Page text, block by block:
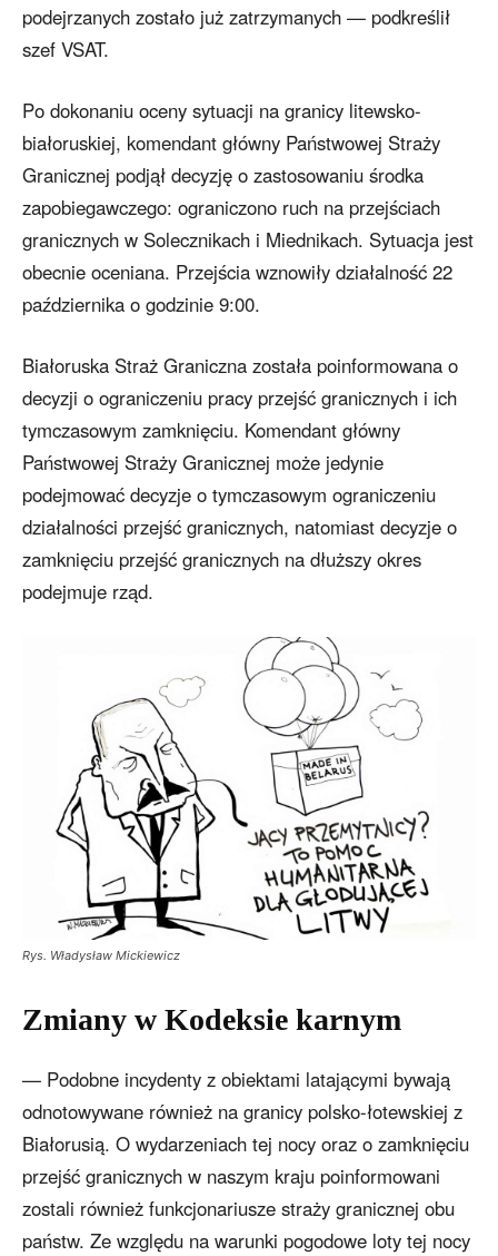
podejrzanych zostało już zatrzymanych — podkreślił
szef VSAT.
Po dokonaniu oceny sytuacji na granicy litewsko-
białoruskiej, komendant główny Państwowej Straży
Granicznej podjął decyzję o zastosowaniu środka
zapobiegawczego: ograniczono ruch na przejściach
granicznych w Solecznikach i Miednikach. Sytuacja jest
obecnie oceniana. Przejścia wznowiły działalność 22
października o godzinie 9:00.
Białoruska Straż Graniczna została poinformowana o
decyzji o ograniczeniu pracy przejść granicznych i ich
tymczasowym zamknięciu. Komendant główny
Państwowej Straży Granicznej może jedynie
podejmować decyzje o tymczasowym ograniczeniu
działalności przejść granicznych, natomiast decyzje o
zamknięciu przejść granicznych na dłuższy okres
podejmuje rząd.
Rys. Władysław Mickiewicz
Zmiany w Kodeksie karnym
— Podobne incydenty z obiektami latającymi bywają
odnotowywane również na granicy polsko-łotewskiej z
Białorusią. O wydarzeniach tej nocy oraz o zamknięciu
przejść granicznych w naszym kraju poinformowani
zostali również funkcjonariusze straży granicznej obu
państw. Ze względu na warunki pogodowe loty tej nocy